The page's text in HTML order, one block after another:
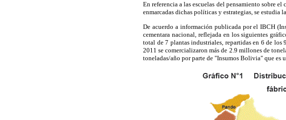
En referencia a las escuelas del pensamiento sobre
enmarcadas dichas políticas y estrategias, se
De acuerdo a información publicada por el IBCH
cementara nacional, reflejada en los siguientes
total de 7 plantas industriales, repartidas en 6 de los
2011 se comercializaron más de 2.9 millones de
toneladas/año por parte de "Insumos Bolivia" que es